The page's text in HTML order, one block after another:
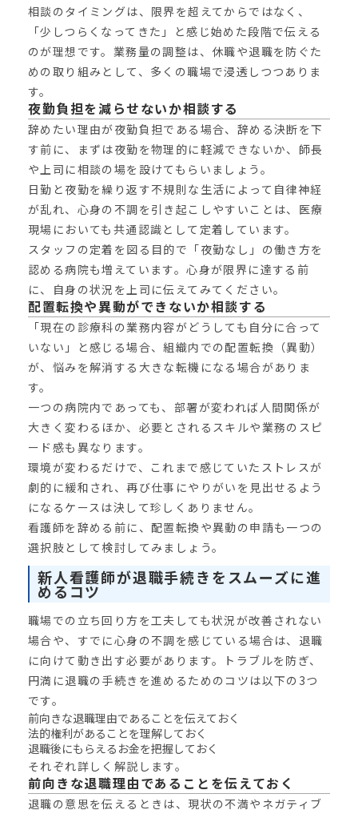
相談のタイミングは、限界を超えてからではなく、
「少しつらくなってきた」と感じ始めた段階で伝える
のが理想です。業務量の調整は、休職や退職を防ぐた
めの取り組みとして、多くの職場で浸透しつつありま
す。
夜勤負担を減らせないか相談する
辞めたい理由が夜勤負担である場合、辞める決断を下
す前に、まずは夜勤を物理的に軽減できないか、師長
や上司に相談の場を設けてもらいましょう。
日勤と夜勤を繰り返す不規則な生活によって自律神経
が乱れ、心身の不調を引き起こしやすいことは、医療
現場においても共通認識として定着しています。
スタッフの定着を図る目的で「夜勤なし」の働き方を
認める病院も増えています。心身が限界に達する前
に、自身の状況を上司に伝えてみてください。
配置転換や異動ができないか相談する
「現在の診療科の業務内容がどうしても自分に合って
いない」と感じる場合、組織内での配置転換（異動）
が、悩みを解消する大きな転機になる場合がありま
す。
一つの病院内であっても、部署が変われば人間関係が
大きく変わるほか、必要とされるスキルや業務のスピ
ード感も異なります。
環境が変わるだけで、これまで感じていたストレスが
劇的に緩和され、再び仕事にやりがいを見出せるよう
になるケースは決して珍しくありません。
看護師を辞める前に、配置転換や異動の申請も一つの
選択肢として検討してみましょう。
新人看護師が退職手続きをスムーズに進
めるコツ
職場での立ち回り方を工夫しても状況が改善されない
場合や、すでに心身の不調を感じている場合は、退職
に向けて動き出す必要があります。トラブルを防ぎ、
円満に退職の手続きを進めるためのコツは以下の3つ
です。
前向きな退職理由であることを伝えておく
法的権利があることを理解しておく
退職後にもらえるお金を把握しておく
それぞれ詳しく解説します。
前向きな退職理由であることを伝えておく
退職の意思を伝えるときは、現状の不満やネガティブ